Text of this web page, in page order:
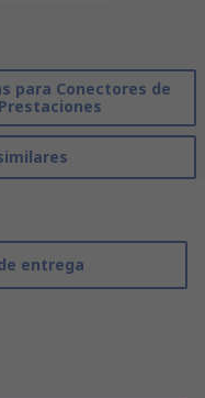
para Conectores de
entrega